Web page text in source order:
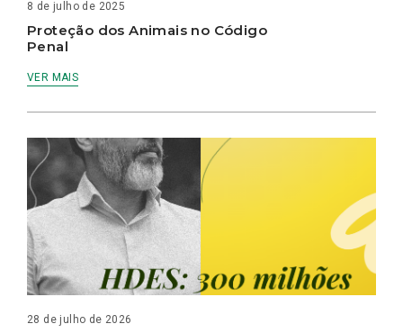
8 de julho de 2025
Proteção dos Animais no Código
Penal
VER MAIS
28 de julho de 2026